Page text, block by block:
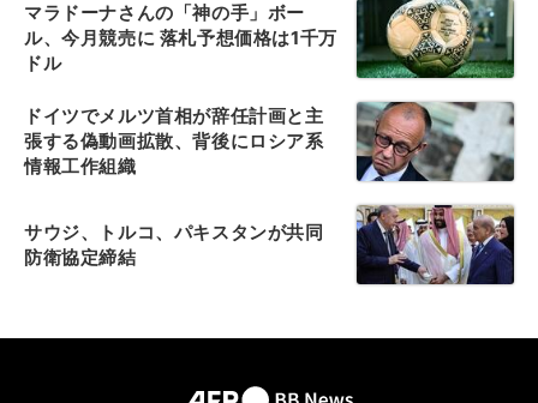
マラドーナさんの「神の手」ボー
ル、今月競売に 落札予想価格は1千万
ドル
ドイツでメルツ首相が辞任計画と主
張する偽動画拡散、背後にロシア系
情報工作組織
サウジ、トルコ、パキスタンが共同
防衛協定締結